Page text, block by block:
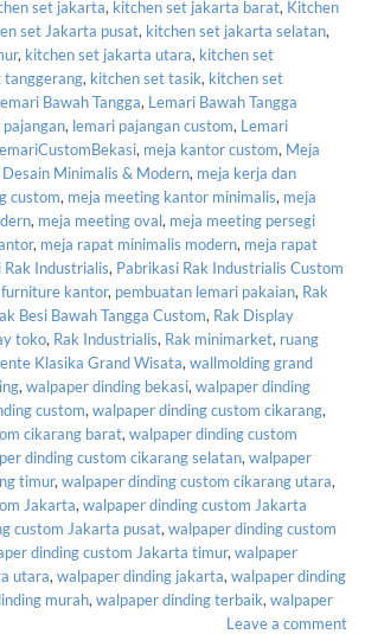
set jakarta, kitchen set jakarta barat, Kitchen
set Jakarta pusat, kitchen set jakarta selatan,
, kitchen set jakarta utara, kitchen set
tanggerang, kitchen set tasik, kitchen set
Bawah Tangga, Lemari Bawah Tangga
, lemari pajangan custom, Lemari
, meja kantor custom, Meja
Minimalis & Modern, meja kerja dan
custom, meja meeting kantor minimalis, meja
, meja meeting oval, meja meeting persegi
, meja rapat minimalis modern, meja rapat
Rak Industrialis, Pabrikasi Rak Industrialis Custom
kantor, pembuatan lemari pakaian, Rak
Besi Bawah Tangga Custom, Rak Display
toko, Rak Industrialis, Rak minimarket, ruang
Klasika Grand Wisata, wallmolding grand
, walpaper dinding bekasi, walpaper dinding
custom, walpaper dinding custom cikarang,
cikarang barat, walpaper dinding custom
dinding custom cikarang selatan, walpaper
timur, walpaper dinding custom cikarang utara,
Jakarta, walpaper dinding custom Jakarta
custom Jakarta pusat, walpaper dinding custom
dinding custom Jakarta timur, walpaper
utara, walpaper dinding jakarta, walpaper dinding
murah, walpaper dinding terbaik, walpaper
Leave a comment